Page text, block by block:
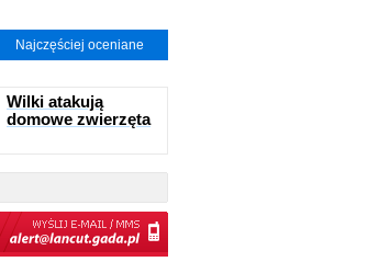
Najczęściej oceniane
Wilki atakują
domowe zwierzęta